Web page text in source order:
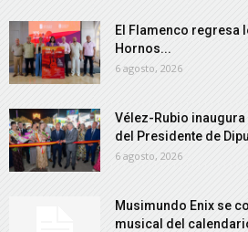
El Flamenco regresa
Hornos...
6 agosto, 2026
Vélez-Rubio
del Presidente de
6 agosto, 2026
Musimundo Enix se
musical del